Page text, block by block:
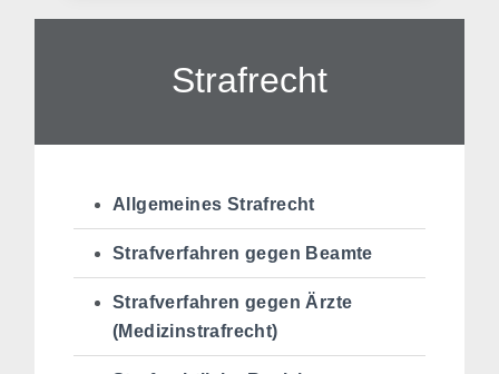
Strafrecht
Allgemeines Strafrecht
Strafverfahren gegen Beamte
Strafverfahren gegen Ärzte
(Medizinstrafrecht)